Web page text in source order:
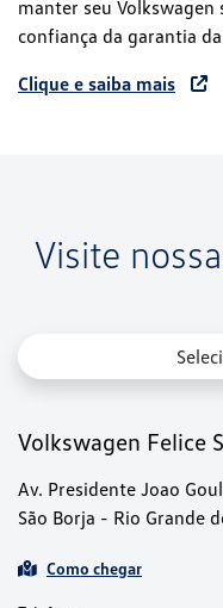
manter seu
confiança da garantia
Clique e saiba mais
Visite
Volkswagen Felice
Av. Presidente Joao
São Borja - Rio Grande
Como chegar